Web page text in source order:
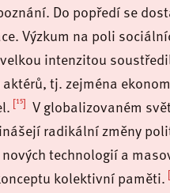
Do popředí se
Výzkum na poli
intenzitou
tj. zejména
[15] V globalizovaném
radikální změny
technologií a
kolektivní paměti.